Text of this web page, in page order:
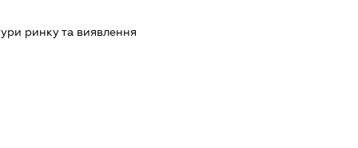
ринку та виявлення